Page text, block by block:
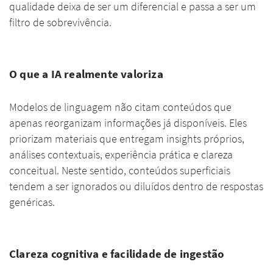
qualidade deixa de ser um diferencial e passa a ser um
filtro de sobrevivência.
O que a IA realmente valoriza
Modelos de linguagem não citam conteúdos que
apenas reorganizam informações já disponíveis. Eles
priorizam materiais que entregam insights próprios,
análises contextuais, experiência prática e clareza
conceitual. Neste sentido, conteúdos superficiais
tendem a ser ignorados ou diluídos dentro de respostas
genéricas.
Clareza cognitiva e facilidade de ingestão